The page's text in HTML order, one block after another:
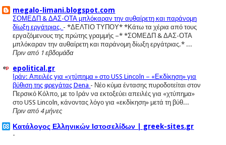
megalo-limani.blogspot.com
ΣΟΜΕΔΠ & ΔΑΣ-ΟΤΑ μπλόκαραν την αυθαίρετη και παράνομη
δίωξη εργάτριας. -*ΔΕΛΤΙΟ ΤΥΠΟΥ* *Κάτω τα χέρια από τους
εργαζόμενους της πρώτης γραμμής –* *ΣΟΜΕΔΠ & ΔΑΣ-ΟΤΑ
μπλόκαραν την αυθαίρετη και παράνομη δίωξη εργάτριας.* ...
Πριν από 1 εβδομάδα
epolitical.gr
Ιράν: Απειλές για «χτύπημα » στο USS Lincoln – «Εκδίκηση» για
βύθιση της φρεγάτας Dena - Νέο κύμα έντασης πυροδοτείται στον
Περσικό Κόλπο, με το Ιράν να εκτοξεύει απειλές για «χτύπημα»
στο USS Lincoln, κάνοντας λόγο για «εκδίκηση» μετά τη βύθ...
Πριν από 4 μήνες
Κατάλογος Ελληνικών Ιστοσελίδων | greek-sites.gr
-